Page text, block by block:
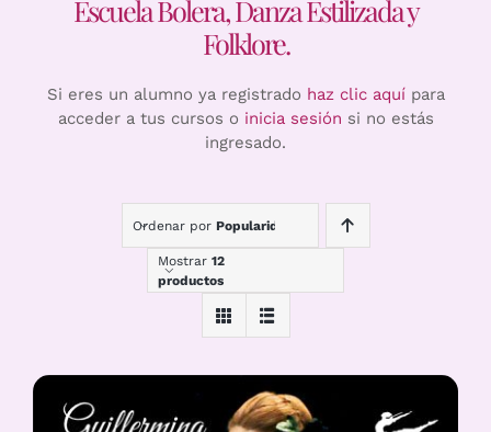
Escuela Bolera, Danza Estilizada y
Folklore.
Si eres un alumno ya registrado haz clic aquípara
acceder a tus cursos o inicia sesión si no estás
ingresado.
Ordenar por Popularidad
Mostrar 12
productos